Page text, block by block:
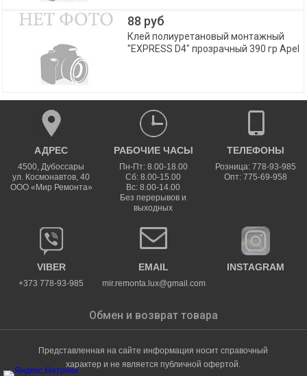
88 руб
Клей полиуретановый монтажный
"EXPRESS D4" прозрачный 390 гр Apel
АДРЕС
4500,Дубоссары
ул. Космонавтов, 40
ООО «Мир Ремонта»
РАБОЧИЕ ЧАСЫ
Пн-Пт: 8.00-18.00
Сб: 8.00-15.00
Вс: 8.00-14.00
Без перерывов и
выходных
ТЕЛЕФОНЫ
Розница: 778-93-985
Опт: 775-69-958
VIBER
+373 778-93-985
EMAIL
mir.remonta.lux@gmail.com
INSTAGRAM
Обмен и возврат товара
Представленная на сайте информация носит справочный
характер и не является публичной офертой.